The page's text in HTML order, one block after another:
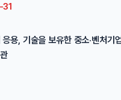
용, 기술을 보유한 중소·벤처기